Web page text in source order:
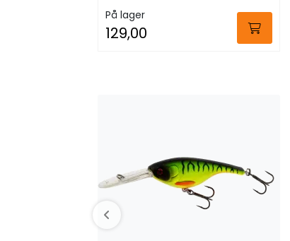
På lager
129,00